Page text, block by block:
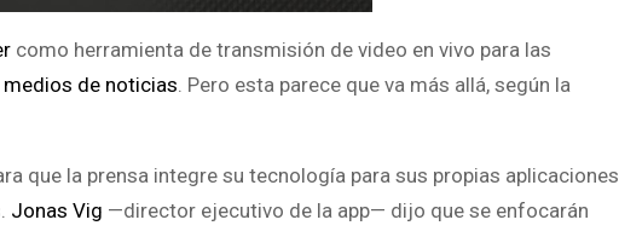
como herramienta de transmisión de video en vivo para las
de noticias . Pero esta parece que va más allá, según la
que la prensa integre su tecnología para sus propias aplicaciones
Jonas Vig —director ejecutivo de la app— dijo que se enfocarán